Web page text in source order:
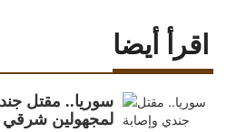
اقرأ أيضا
سوريا.. مقتل
لمجهولين شرقي